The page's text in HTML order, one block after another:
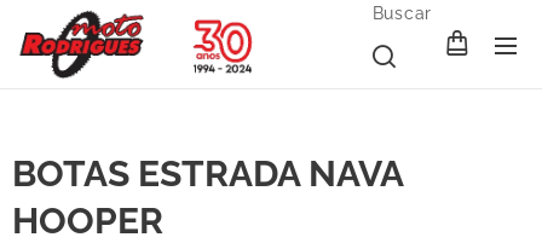
Buscar
BOTAS ESTRADA NAVA
HOOPER